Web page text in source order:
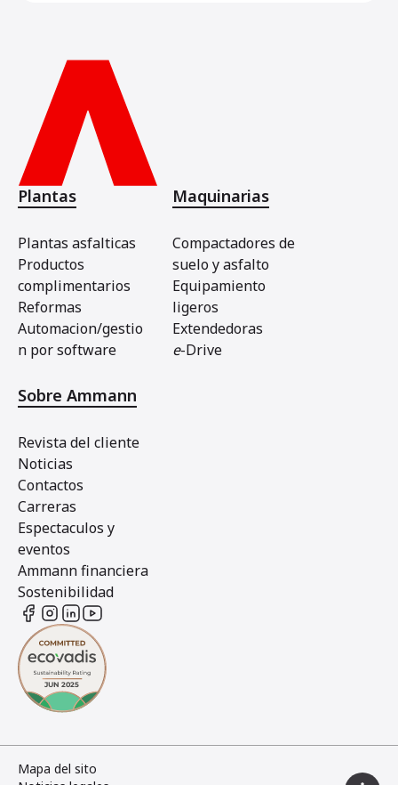
Plantas
Plantas asfalticas
Productos
complimentarios
Reformas
Automacion/gestio
n por software
Maquinarias
Compactadores de
suelo y asfalto
Equipamiento
ligeros
Extendedoras
e-Drive
Sobre Ammann
Revista del cliente
Noticias
Contactos
Carreras
Espectaculos y
eventos
Ammann financiera
Sostenibilidad
Mapa del sito